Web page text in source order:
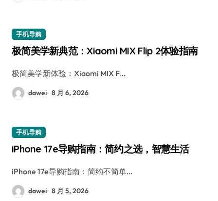
手机导购
极简美学新典范：Xiaomi MIX Flip 2体验指南
极简美学新体验：Xiaomi MIX F…
dawei 8 月 6, 2026
手机导购
iPhone 17e导购指南：简约之选，智慧生活
iPhone 17e导购指南：简约不简单…
dawei 8 月 5, 2026